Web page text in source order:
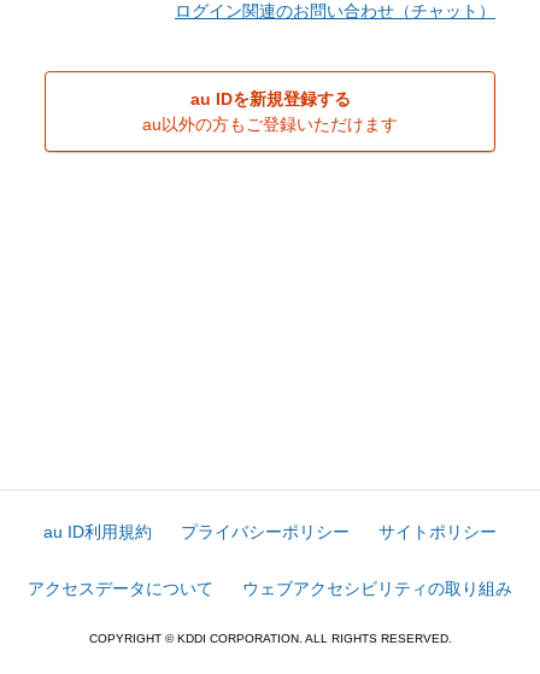
ログイン関連のお問い合わせ（チャット）
au IDを新規登録する
au以外の方もご登録いただけます
au ID利用規約 プライバシーポリシー サイトポリシー
アクセスデータについて ウェブアクセシビリティの取り組み
COPYRIGHT © KDDI CORPORATION. ALL RIGHTS RESERVED.